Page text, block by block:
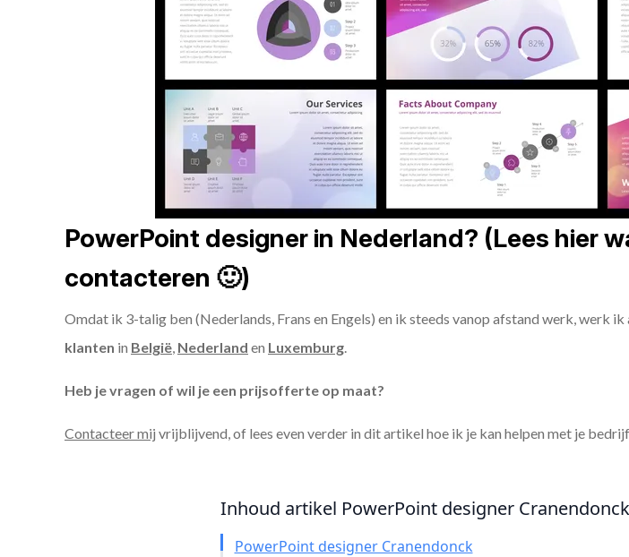
PowerPoint designer in Nederland? (Lees hier
contacteren 🙂)
Omdat ik 3-talig ben (Nederlands, Frans en Engels) en ik steeds vanop afstand werk, werk ik
klanten in België, Nederland en Luxemburg.
Heb je vragen of wil je een prijsofferte op maat?
Contacteer mij vrijblijvend, of lees even verder in dit artikel hoe ik je kan helpen met je
Inhoud artikel PowerPoint designer
PowerPoint designer Cranendonck